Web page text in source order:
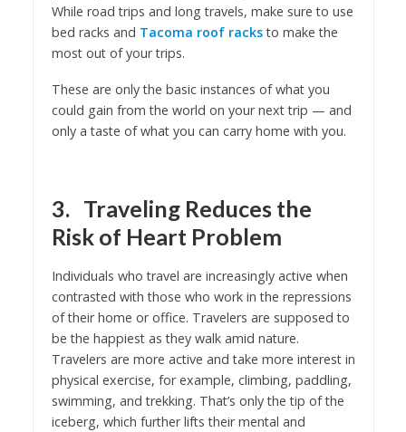
While road trips and long travels, make sure to use
bed racks and Tacoma roof racksto make the
most out of your trips.
These are only the basic instances of what you
could gain from the world on your next trip — and
only a taste of what you can carry home with you.
3. Traveling Reduces the
Risk of Heart Problem
Individuals who travel are increasingly active when
contrasted with those who work in the repressions
of their home or office. Travelers are supposed to
be the happiest as they walk amid nature.
Travelers are more active and take more interest in
physical exercise, for example, climbing, paddling,
swimming, and trekking. That’s only the tip of the
iceberg, which further lifts their mental and